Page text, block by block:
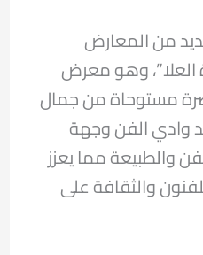
من المعارض
العلا”، وهو معرض
مستوحاة من جمال
وادي الفن وجهة
والطبيعة مما يعزز
والثقافة على